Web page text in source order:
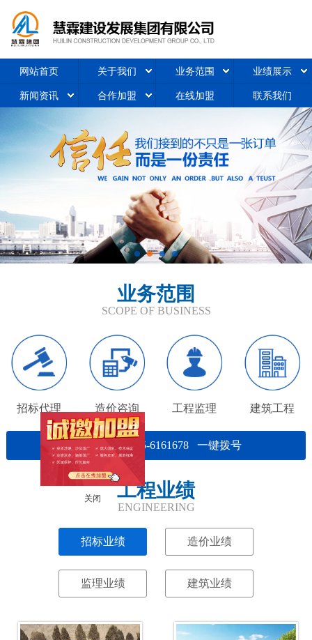
网站首页 关于我们 业务范围 业绩展示
新闻资讯 合作加盟 在线加盟 联系我们
业务范围
SCOPE OF BUSINESS
招标代理 造价咨询 工程监理 建筑工程
电话：0375-6161678 一键拨号
工程业绩
ENGINEERING
招标业绩 造价业绩
监理业绩 建筑业绩
关闭